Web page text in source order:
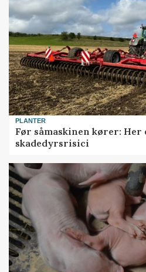
PLANTER
Før såmaskinen kører:
skadedyrsrisici